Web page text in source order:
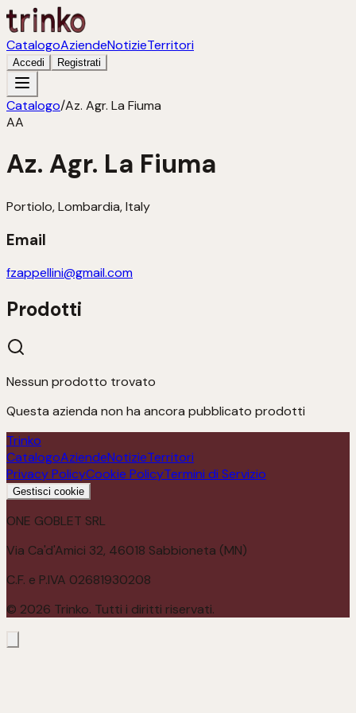
CatalogoAziendeNotizieTerritori
Accedi Registrati
Catalogo/Az. Agr. La Fiuma
AA
Az. Agr. La Fiuma
Portiolo, Lombardia, Italy
Email
fzappellini@gmail.com
Prodotti
Nessun prodotto trovato
Questa azienda non ha ancora pubblicato prodotti
Trinko
CatalogoAziendeNotizieTerritori
Privacy PolicyCookie PolicyTermini di Servizio
Gestisci cookie
ONE GOBLET SRL
Via Ca'd'Amici 32, 46018 Sabbioneta (MN)
C.F. e P.IVA 02681930208
© 2026 Trinko. Tutti i diritti riservati.